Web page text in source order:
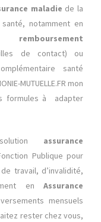
maladie de la
notamment en
de contact) ou
santé
MUTUELLE.FR mon
formules à adapter
assurance
Publique pour
travail, d’invalidité,
en Assurance
mensuels
rester chez vous,